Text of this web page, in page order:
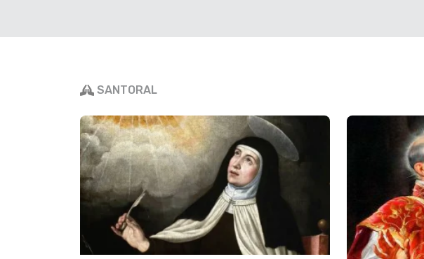
Del santo Evangelio según san
En aquel tiempo, Jesús dijo a sus discípulos: «El que quiera
me siga. Pues el que quiera salvar su vida, la perderá; pero
el que pierda su vida por mí, la encontrará. ¿De qué le sirve
a uno ganar el mundo entero, si pierde su vida? ¿Y qué
podrá dar uno a cambio para recobrarla? Porque el Hijo del
hombre ha de venir rodeado de la gloria de su Padre, en
compañía de sus ángeles, y entonces dará a cada uno lo
que merecen sus obras. Yo les aseguro que algunos de los
aquí presentes no morirán, sin haber visto primero llegar al
Hijo del hombre como rey».
SANTORAL